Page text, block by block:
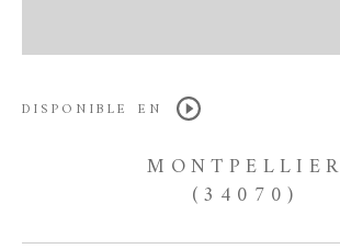
DISPONIBLE EN
MONTPELLIER
(34070)